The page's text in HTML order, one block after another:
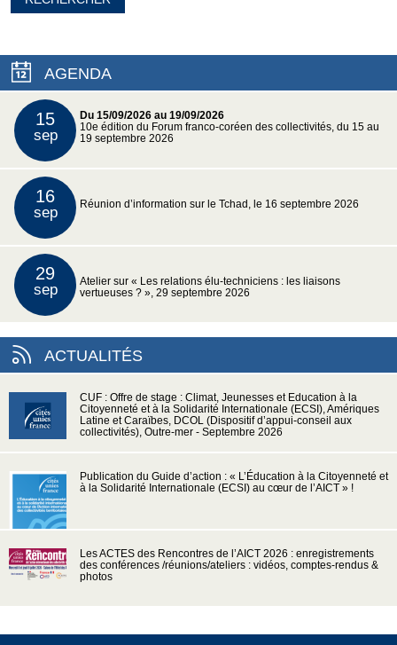
AGENDA
15
sep
Du 15/09/2026 au 19/09/2026
10e édition du Forum franco-coréen des collectivités, du 15 au
19 septembre 2026
16
sep Réunion d’information sur le Tchad, le 16 septembre 2026
29
sep
Atelier sur « Les relations élu-techniciens : les liaisons
vertueuses ? », 29 septembre 2026
ACTUALITÉS
CUF : Offre de stage : Climat, Jeunesses et Education à la
Citoyenneté et à la Solidarité Internationale (ECSI), Amériques
Latine et Caraïbes, DCOL (Dispositif d’appui-conseil aux
collectivités), Outre-mer - Septembre 2026
Publication du Guide d’action : « L’Éducation à la Citoyenneté et
à la Solidarité Internationale (ECSI) au cœur de l’AICT » !
Les ACTES des Rencontres de l’AICT 2026 : enregistrements
des conférences /réunions/ateliers : vidéos, comptes-rendus &
photos